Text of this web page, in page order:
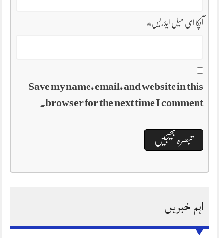
آپکا ای میل ایڈریس*
Save my name, email, and website in this
browser for the next time I comment.
اہم خبریں